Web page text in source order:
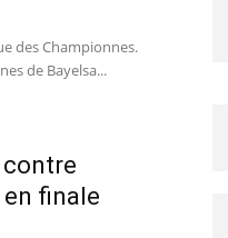
des Championnes.
de Bayelsa...
contre
en finale